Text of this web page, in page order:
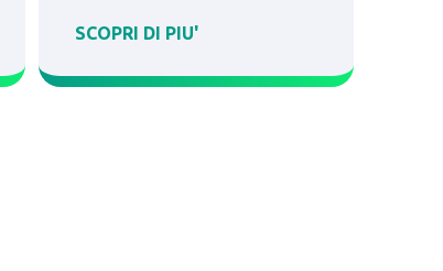
SCOPRI DI PIU'